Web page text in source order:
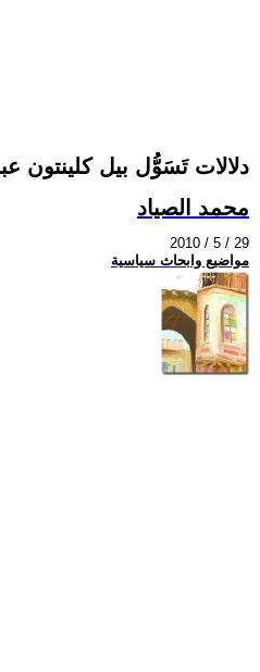
دلالات تَسَوُّل بيل كلينتون
محمد الصياد
2010 / 5 / 29
مواضيع وابحاث سياسية